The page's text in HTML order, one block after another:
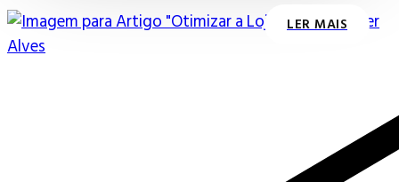
LER MAIS